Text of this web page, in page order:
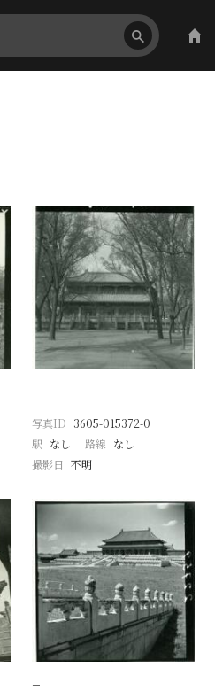
−
写真ID 3605-015372-0
駅 なし 路線 なし
撮影日 不明
−